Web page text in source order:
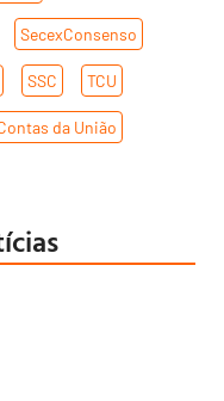
SecexConsenso
SSC TCU
da União